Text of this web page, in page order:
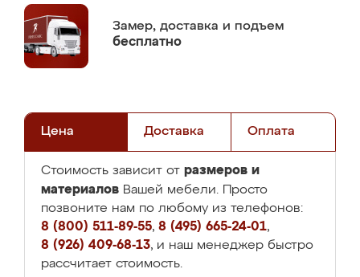
Замер, доставка и подъем
бесплатно
Цена Доставка Оплата
Стоимость зависит от размеров и
материалов Вашей мебели. Просто
позвоните нам по любому из телефонов:
8 (800) 511-89-55, 8 (495) 665-24-01,
8 (926) 409-68-13, и наш менеджер быстро
рассчитает стоимость.